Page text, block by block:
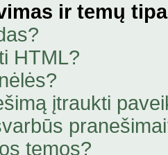
ir temų
HTML?
įtraukti
temos?